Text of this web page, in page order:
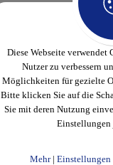
Diese Webseite verwendet
Nutzer zu verbessern
Möglichkeiten für gezielte
Bitte klicken Sie auf die
Sie mit deren Nutzung
Einstellungen
Mehr| Einstellungen